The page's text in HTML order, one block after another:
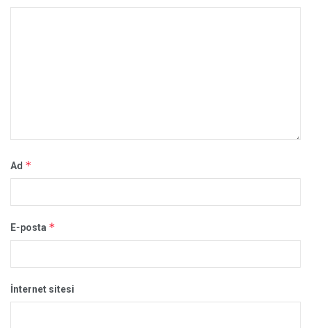
Ad *
E-posta *
İnternet sitesi